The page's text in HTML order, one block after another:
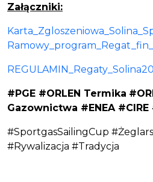
Załączniki:
#PGE #ORLEN Termika
Gazownictwa #ENEA
#SportgasSailingCup
#Rywalizacja #Tradycja